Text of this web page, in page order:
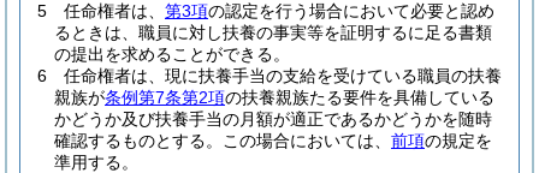
5
任命権者は、 第3項の認定を行う場合において必要と認め
るときは、職員に対し扶養の事実等を証明するに足る書類
の提出を求めることができる。
6
任命権者は、現に扶養手当の支給を受けている職員の扶養
親族が条例第7条第2項の扶養親族たる要件を具備している
かどうか及び扶養手当の月額が適正であるかどうかを随時
確認するものとする。
この場合においては、 前項の規定を
準用する。